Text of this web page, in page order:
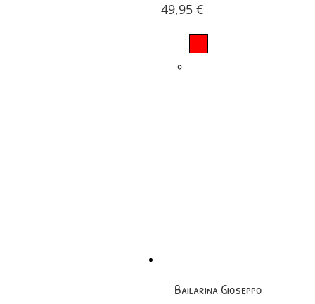
49,95 €
Bailarina Gioseppo